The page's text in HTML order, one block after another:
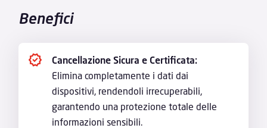
Benefici
Cancellazione Sicura e Certificata:
Elimina completamente i dati dai
dispositivi, rendendoli irrecuperabili,
garantendo una protezione totale delle
informazioni sensibili.